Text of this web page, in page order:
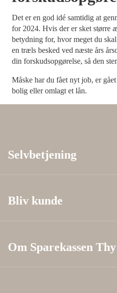
Det er en god idé samtidig at
for 2024. Hvis der er sket større
betydning for, hvor meget du
en træls besked ved næste års
din forskudsopgørelse, så den
Måske har du fået nyt job, er
bolig eller omlagt et lån.
Selvbetjening
Bliv kunde
Om Sparekassen Thy